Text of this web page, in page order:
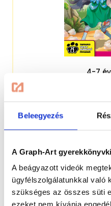
Beleegyezés
A Graph-Art
A beágyazott videók
ügyfélszolgálatunkkal való
szükséges az összes süti
ezeket nem kívánja
4-7